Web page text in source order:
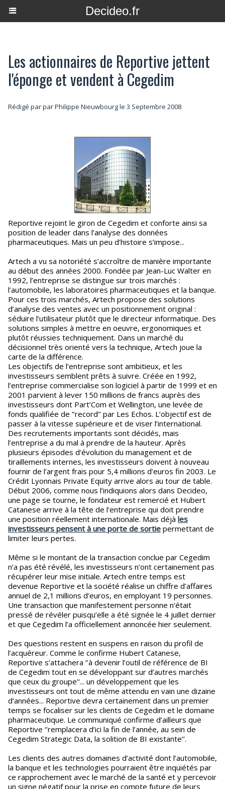
Decideo.fr
Les actionnaires de Reportive jettent
l'éponge et vendent à Cegedim
Rédigé par par Philippe Nieuwbourg le 3 Septembre 2008
Reportive rejoint le giron de Cegedim et conforte ainsi sa
position de leader dans l’analyse des données
pharmaceutiques. Mais un peu d’histoire s’impose...
Artech a vu sa notoriété s’accroître de manière importante
au début des années 2000. Fondée par Jean-Luc Walter en
1992, l’entreprise se distingue sur trois marchés :
l’automobile, les laboratoires pharmaceutiques et la banque.
Pour ces trois marchés, Artech propose des solutions
d’analyse des ventes avec un positionnement original :
séduire l’utilisateur plutôt que le directeur informatique. Des
solutions simples à mettre en oeuvre, ergonomiques et
plutôt réussies techniquement. Dans un marché du
décisionnel très orienté vers la technique, Artech joue la
carte de la différence.
Les objectifs de l’entreprise sont ambitieux, et les
investisseurs semblent prêts à suivre. Créée en 1992,
l’entreprise commercialise son logiciel à partir de 1999 et en
2001 parvient à lever 150 millions de francs auprès des
investisseurs dont Part’Com et Wellington, une levée de
fonds qualifiée de ‘’record’‘ par Les Echos. L’objectif est de
passer à la vitesse supérieure et de viser l’international.
Des recrutements importants sont décidés, mais
l’entreprise a du mal à prendre de la hauteur. Après
plusieurs épisodes d’évolution du management et de
tiraillements internes, les investisseurs doivent à nouveau
fournir de l’argent frais pour 5,4 millions d’euros fin 2003. Le
Crédit Lyonnais Private Equity arrive alors au tour de table.
Début 2006, comme nous l’indiquions alors dans Decideo,
une page se tourne, le fondateur est remercié et Hubert
Catanese arrive à la tête de l’entreprise qui doit prendre
une position réellement internationale. Mais déjà les
investisseurs pensent à une porte de sortie permettant de
limiter leurs pertes.
Même si le montant de la transaction conclue par Cegedim
n’a pas été révélé, les investisseurs n’ont certainement pas
récupérer leur mise initiale. Artech entre temps est
devenue Reportive et la société réalise un chiffre d’affaires
annuel de 2,1 millions d’euros, en employant 19 personnes.
Une transaction que manifestement personne n’était
pressé de révéler puisqu’elle a été signée le 4 juillet dernier
et que Cegedim l’a officiellement annoncée hier seulement.
Des questions restent en suspens en raison du profil de
l’acquéreur. Comme le confirme Hubert Catanese,
Reportive s’attachera ‘’à devenir l’outil de référence de BI
de Cegedim tout en se développant sur d’autres marchés
que ceux du groupe’‘... un développement que les
investisseurs ont tout de même attendu en vain une dizaine
d’années... Reportive devra certainement dans un premier
temps se focaliser sur les clients de Cegedim et le domaine
pharmaceutique. Le communiqué confirme d’ailleurs que
Reportive ‘’remplacera d’ici la fin de l’année, au sein de
Cegedim Strategic Data, la solition de BI existante’‘.
Les clients des autres domaines d’activité dont l’automobile,
la banque et les technologies pourraient être inquiétés par
ce rapprochement avec le marché de la santé et y percevoir
un signe négatif pour la prise en compte future de leurs